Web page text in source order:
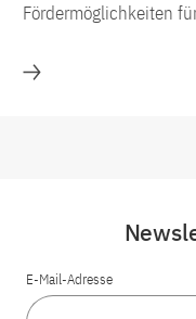
Fördermöglichkeiten
E-Mail-Adresse